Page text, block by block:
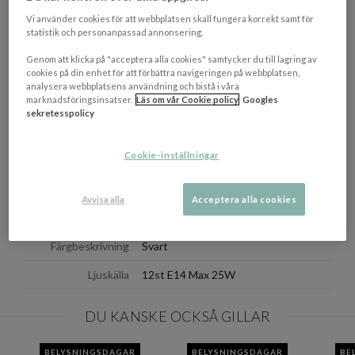
Mått (ØxH): 44.8 x 37.5 cm
Ljuskälla ingår Ja
Sladdlängd 250 cm
Färgbeskrivning Svart
Ljuskälla 12st E14 Max 25W
DU KANSKE OCKSÅ GILLAR
BELYSNINGSDAGAR BELYSNINGSDAGAR
Vi använder cookies för att webbplatsen skall fungera korrekt samt för
statistik och personanpassad annonsering.
Genom att klicka på "acceptera alla cookies" samtycker du till lagring av
cookies på din enhet för att förbättra navigeringen på webbplatsen,
analysera webbplatsens användning och bistå i våra
marknadsföringsinsatser. Läs om vår Cookie policy Googles
sekretesspolicy
Cookie-inställningar
Avvisa alla Acceptera alla cookies